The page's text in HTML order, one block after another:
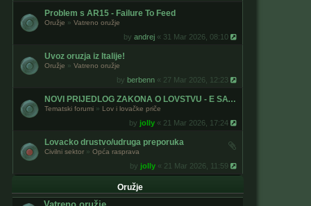
Problem s AR15 - Failure To Feed
Oružje » Vatreno oružje
by andrej« 31 Mar 2026, 08:10
Uvoz oruzja iz Italije!
Oružje » Vatreno oružje
by berbenn« 27 Mar 2026, 12:23
NOVI PRIJEDLOG ZAKONA O LOVSTVU - E SAVJETOVANJE
Tematski forumi » Lov i lovačke priče
by jolly« 21 Mar 2026, 17:24
Lovacko drustvo/udruga preporuka
Civilni sektor » Opća rasprava
by jolly« 21 Mar 2026, 11:59
Oružje